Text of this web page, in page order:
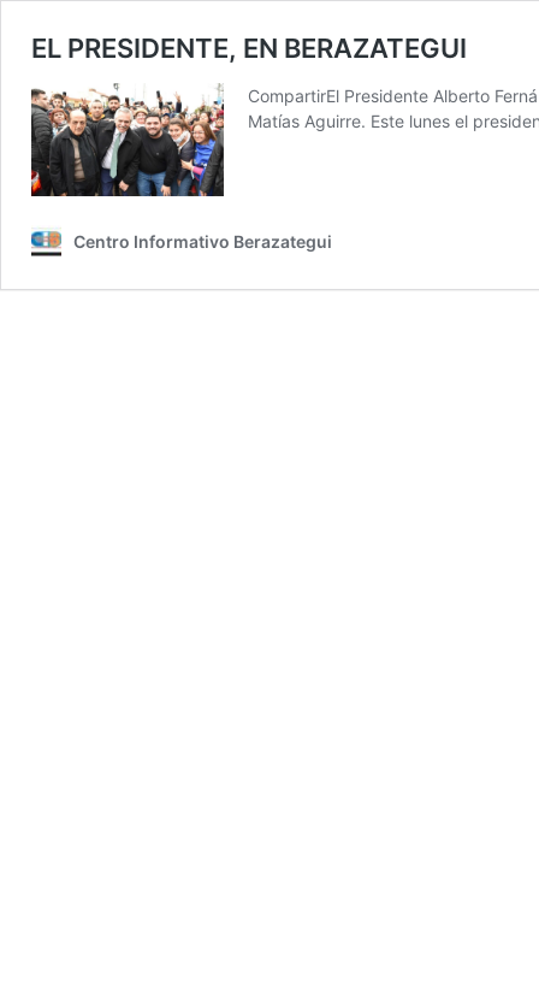
EL PRESIDENTE, EN BERAZATEGUI
CompartirEl Presidente Alberto
Matías Aguirre. Este lunes el
Centro Informativo Berazategui